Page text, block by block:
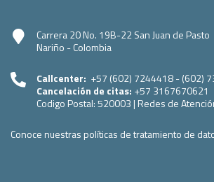
Carrera 20 No. 19B-22 San Juan de Pasto
Nariño - Colombia
Callcenter: +57 (602) 7244418 - (602)
Cancelación de citas: +57 3167670621
Codigo Postal:520003 | Redes de
Conoce nuestras políticas de tratamiento de